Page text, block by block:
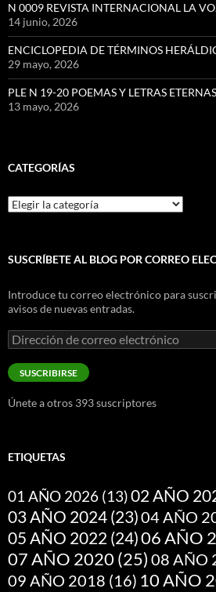
N 0009 REVISTA INTERNACIONAL LA
14 junio, 2026
ENCICLOPEDIA DE TÉRMINOS
29 mayo, 2026
PLE N 19-20 POEMAS Y LETRAS ETERNAS
13 mayo, 2026
CATEGORÍAS
Categorías
SUSCRÍBETE AL BLOG POR CORREO
Introduce tu correo electrónico para
avisos de nuevas entradas.
Dirección
de
correo
electrónico
SUSCRIBIRSE
Únete a otros 393 suscriptores
ETIQUETAS
01 AÑO 2026 (13)02 AÑO
03 AÑO 2024(23)04 AÑO
05 AÑO 2022(24)06 AÑO
07 AÑO 2020 (25) 08 AÑO
09 AÑO 2018 (16) 10 AÑO